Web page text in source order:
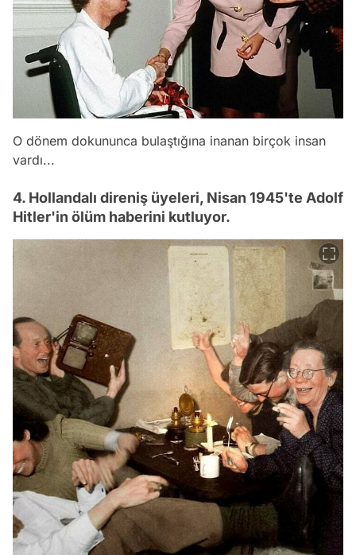
O dönem dokununca bulaştığına inanan birçok insan
vardı...
4. Hollandalı direniş üyeleri, Nisan 1945'te Adolf
Hitler'in ölüm haberini kutluyor.